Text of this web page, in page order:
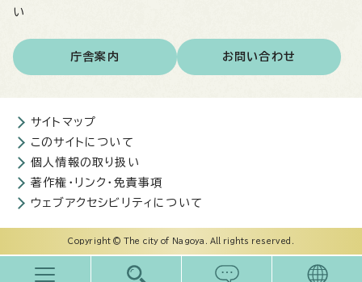
い
庁舎案内 お問い合わせ
サイトマップ
このサイトについて
個人情報の取り扱い
著作権・リンク・免責事項
ウェブアクセシビリティについて
Copyright © The city of Nagoya. All rights reserved.